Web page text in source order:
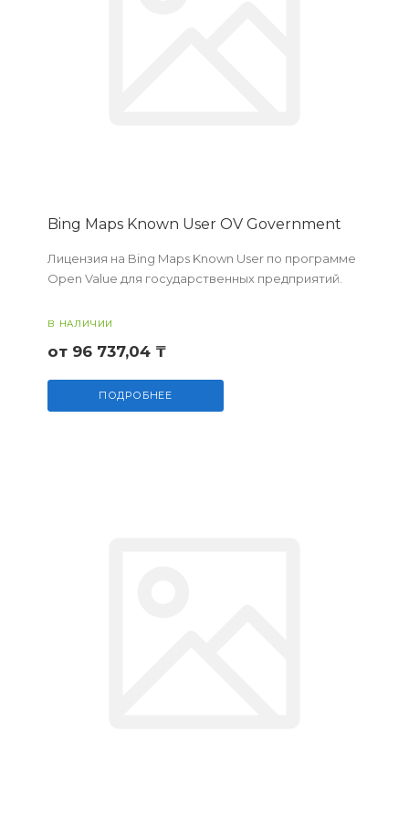
Bing Maps Known User OV Government
Лицензия на Bing Maps Known User по программе
Open Value для государственных предприятий.
В НАЛИЧИИ
от 96 737,04 ₸
ПОДРОБНЕЕ